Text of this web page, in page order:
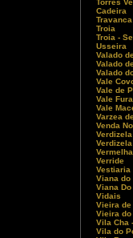
Torres
Cadeira
Troia
Troia -
Usseira
Valado
Valado
Valado
Vale
Vale de
Vale
Vale
Varzea
Venda
Vermelha
Verride
Vestiaria
Viana do
Viana
Vidais
Vieira de
Vieira do
Vila Cha
Vila do